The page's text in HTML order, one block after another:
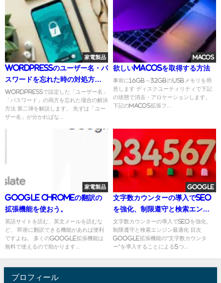
家電製品
WordPressのユーザー名・パ
スワードを忘れた時の対処方法
（即解決）
WordPressで設定した「ユーザー名」
「パスワード」の両方を忘れた場合の解決
方法 第二弾を解説します。 先ずは「ユー
ザー名」が分かればな...
MacOS
欲しいMacOSを取得する方法
事前に16GB～32GBのUSBメモリを用
意します ディスクユーティリティで下記
の状態で消去・アロケーションします。
下記のMacOS拡張フ...
家電製品
Google Chromeの翻訳の
拡張機能を使おう。
英語サイトを読む、英文メールを読むな
ど、 即座に翻訳できる機能があれば便利
ですよね。 多くのgoogle拡張機能は
無料で使えるので助かります...
Google
文字数カウンターの導入でSEO
を強化、制限遵守と検索エンジ
ン最適化
文字数カウンターの導入でSEOを強化、
制限遵守と検索エンジン最適化 目次
Google拡張機能の"文字数カウンタ
ー"を導入することによる5つ...
プロフィール